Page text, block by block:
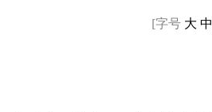
[字号 大 中